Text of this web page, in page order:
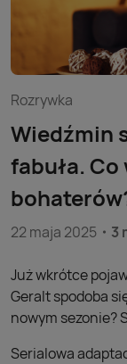
Rozrywka
Wiedźmin
fabuła.
22 maja 2025 3
Już wkrótce
Geralt spodoba
nowym sezonie?
Serialowa